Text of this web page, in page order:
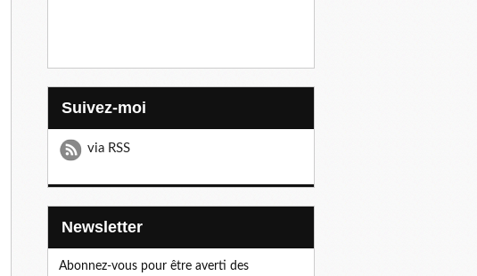
Suivez-moi
via RSS
Newsletter
Abonnez-vous pour être averti des